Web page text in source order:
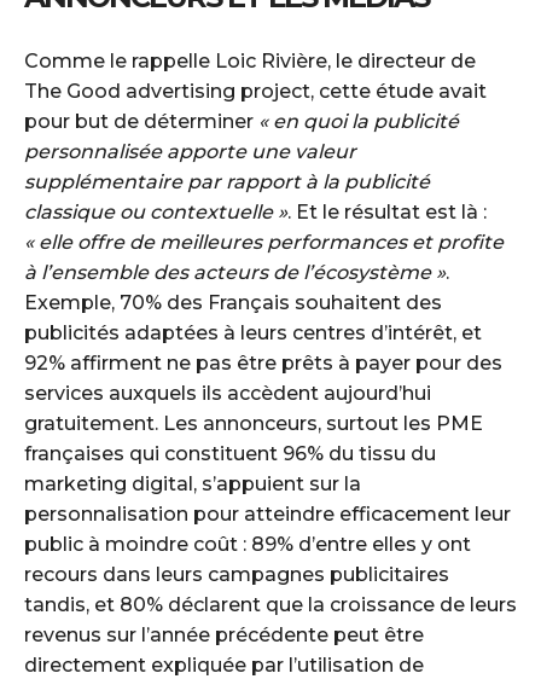
Comme le rappelle Loic Rivière, le directeur de
The Good advertising project, cette étude avait
pour but de déterminer « en quoi la publicité
personnalisée apporte une valeur
supplémentaire par rapport à la publicité
classique ou contextuelle ». Et le résultat est là :
« elle offre de meilleures performances et profite
à l’ensemble des acteurs de l’écosystème ».
Exemple, 70% des Français souhaitent des
publicités adaptées à leurs centres d’intérêt, et
92% affirment ne pas être prêts à payer pour des
services auxquels ils accèdent aujourd’hui
gratuitement. Les annonceurs, surtout les PME
françaises qui constituent 96% du tissu du
marketing digital, s’appuient sur la
personnalisation pour atteindre efficacement leur
public à moindre coût : 89% d’entre elles y ont
recours dans leurs campagnes publicitaires
tandis, et 80% déclarent que la croissance de leurs
revenus sur l’année précédente peut être
directement expliquée par l’utilisation de